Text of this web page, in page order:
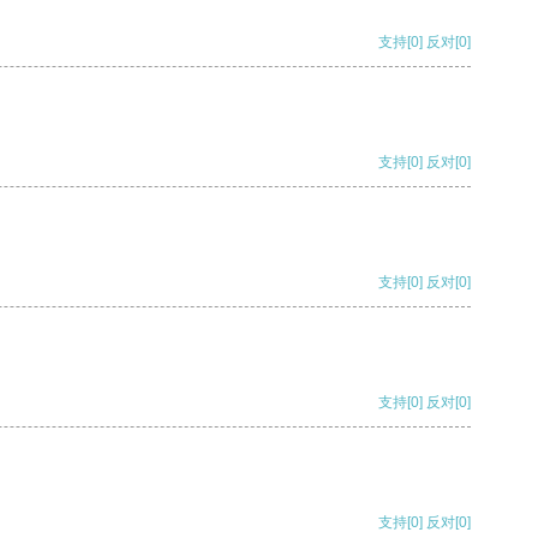
支持[0] 反对[0]
支持[0] 反对[0]
支持[0] 反对[0]
支持[0] 反对[0]
支持[0] 反对[0]